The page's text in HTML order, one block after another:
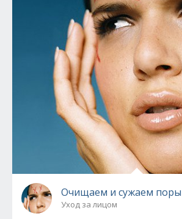
Очищаем и сужаем поры
Уход за лицом